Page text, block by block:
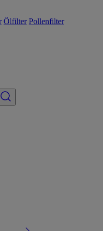
Ölfilter Pollenfilter